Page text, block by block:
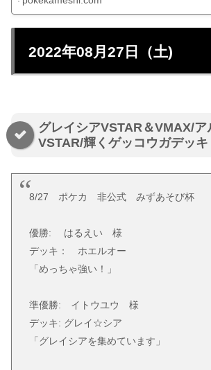
2022年08月27日（土)
グレイシアVSTAR＆VMAX/ア
VSTAR/輝くゲッコウガデッキ
8/27 ポケカ 非公式 みずあそび杯
優勝: はるえい 様
デッキ： ホエルオー
「めっちゃ強い！」
準優勝: イトウユウ 様
デッキ: グレイ☆シア
「グレイシアを集めています」